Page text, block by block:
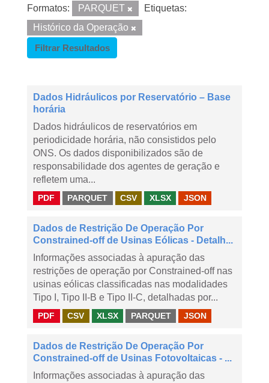
Formatos: PARQUET
Etiquetas:
Histórico da Operação
Filtrar Resultados
Dados Hidráulicos por Reservatório – Base
horária
Dados hidráulicos de reservatórios em
periodicidade horária, não consistidos pelo
ONS. Os dados disponibilizados são de
responsabilidade dos agentes de geração e
refletem uma...
PDF PARQUET CSV XLSX JSON
Dados de Restrição De Operação Por
Constrained-off de Usinas Eólicas - Detalh...
Informações associadas à apuração das
restrições de operação por Constrained-off nas
usinas eólicas classificadas nas modalidades
Tipo I, Tipo II-B e Tipo II-C, detalhadas por...
PDF CSV XLSX PARQUET JSON
Dados de Restrição De Operação Por
Constrained-off de Usinas Fotovoltaicas - ...
Informações associadas à apuração das